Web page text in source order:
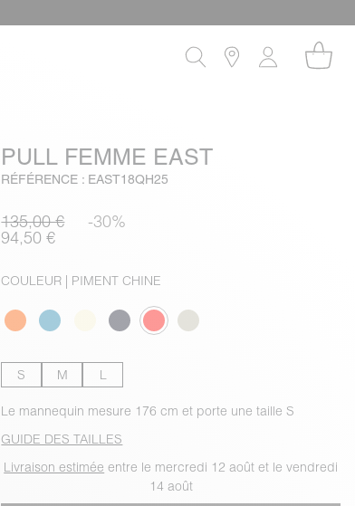
PULL FEMME EAST
RÉFÉRENCE : EAST18QH25
135,00 € -30%
94,50 €
COULEUR | PIMENT CHINE
S M L
Le mannequin mesure 176 cm et porte une taille S
GUIDE DES TAILLES
Livraison estimée entre le mercredi 12 août et le vendredi
14 août